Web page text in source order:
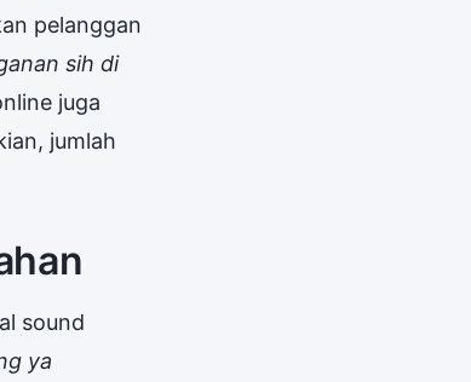
pelanggan
sih di
juga
jumlah
sound
ya